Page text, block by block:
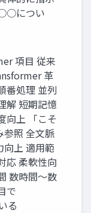
○○につい
項目 従来
革
番処理 並列
解 短期記憶
向上 「こそ
参照 全文脈
向上 適用範
応 柔軟性向
数時間〜数
で
る